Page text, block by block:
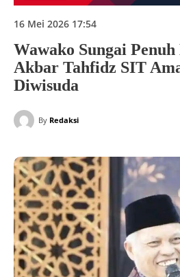
16 Mei 2026 17:54
Wawako Sungai
Akbar Tahfidz SIT
Diwisuda
By Redaksi